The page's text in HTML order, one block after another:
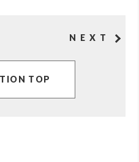
NEXT
TOP